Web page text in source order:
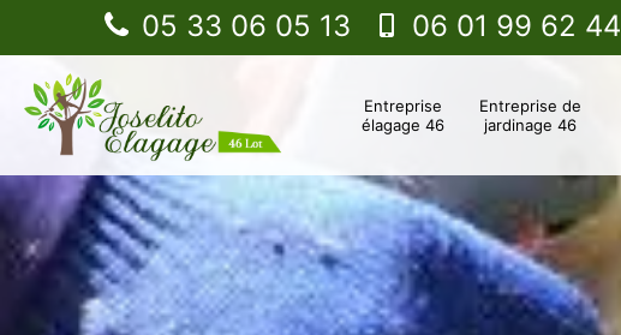
05 33 06 05 13 06 01 99 62 44
Entreprise
élagage 46
Entreprise de
jardinage 46